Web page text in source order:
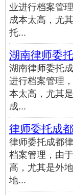
业进行档案管
成本太高，尤
托...
湖南律师委
湖南律师委托
进行档案管理
本太高，尤其
成...
律师委托成
律师委托成都
档案管理，由
高，尤其是外
地...